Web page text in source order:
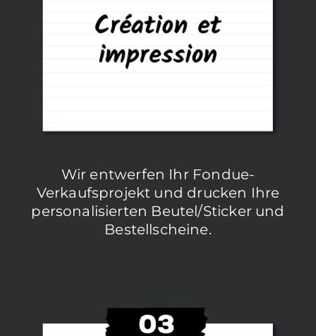
Wir entwerfen Ihr Fondue-
Verkaufsprojekt und drucken Ihre
personalisierten Beutel/Sticker und
Bestellscheine.